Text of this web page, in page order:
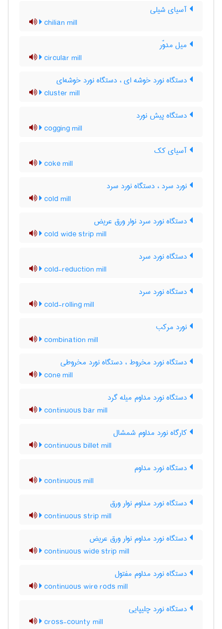
آسیای شیلی
chilian mill
میل مدوّر
circular mill
دستگاه نورد خوشه ای ، دستگاه نورد خوشه‌ای
cluster mill
دستگاه پیش نورد
cogging mill
آسیای کک
coke mill
نورد سرد ، دستگاه نورد سرد
cold mill
دستگاه نورد سرد نوار ورق عریض
cold wide strip mill
دستگاه نورد سرد
cold-reduction mill
دستگاه نورد سرد
cold-rolling mill
نورد مرکب
combination mill
دستگاه نورد مخروط ، دستگاه نورد مخروطی
cone mill
دستگاه نورد مداوم میله گرد
continuous bar mill
کارگاه نورد مداوم شمشال
continuous billet mill
دستگاه نورد مداوم
continuous mill
دستگاه نورد مداوم نوار ورق
continuous strip mill
دستگاه نورد مداوم نوار ورق عریض
continuous wide strip mill
دستگاه نورد مداوم مفتول
continuous wire rods mill
دستگاه نورد چلیپایی
cross-county mill